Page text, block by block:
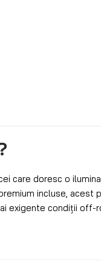
care doresc o
incluse, acest
exigente condiții off-